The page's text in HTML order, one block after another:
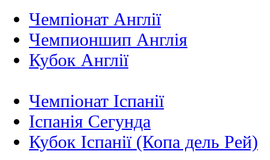
Чемпіонат Англії
Чемпионшип Англія
Кубок Англії
Чемпіонат Іспанії
Іспанія Сегунда
Кубок Іспанії (Копа дель Рей)